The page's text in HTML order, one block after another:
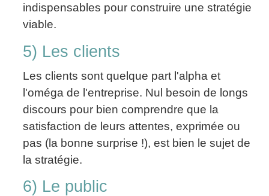
indispensables pour construire une stratégie
viable.
5) Les clients
Les clients sont quelque part l'alpha et
l'oméga de l'entreprise. Nul besoin de longs
discours pour bien comprendre que la
satisfaction de leurs attentes, exprimée ou
pas (la bonne surprise !), est bien le sujet de
la stratégie.
6) Le public